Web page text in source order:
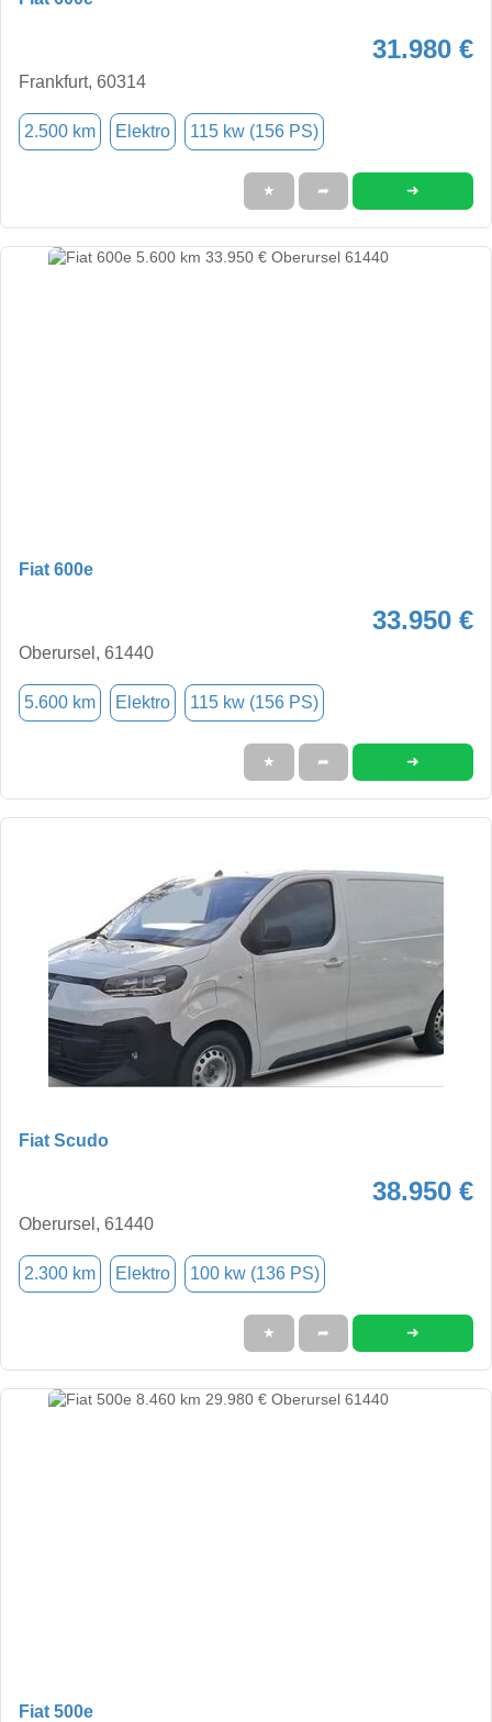
31.980 €
Frankfurt, 60314
2.500 km Elektro 115 kw (156 PS)
★ ➦ ➜
Fiat 600e
33.950 €
Oberursel, 61440
5.600 km Elektro 115 kw (156 PS)
★ ➦ ➜
Fiat Scudo
38.950 €
Oberursel, 61440
2.300 km Elektro 100 kw (136 PS)
★ ➦ ➜
Fiat 500e